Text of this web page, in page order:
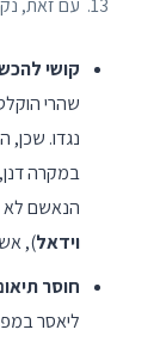
13. עם זאת, נקבע כי קיים
קושי
שהרי
נגדו.
במקרה
הנאשם לא
וידאל),
חוסר